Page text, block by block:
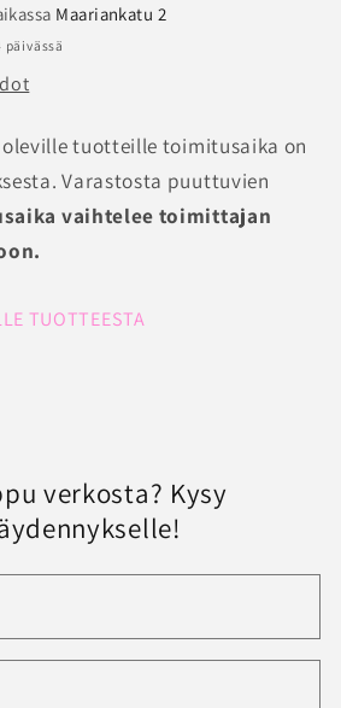
Maariankatu 2
oleville tuotteille toimitusaika on
Varastosta puuttuvien
vaihtelee toimittajan
TUOTTEESTA
verkosta? Kysy